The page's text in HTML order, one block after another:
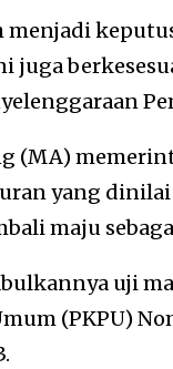
juga
(MA)
yang
maju
uji
(PKPU)